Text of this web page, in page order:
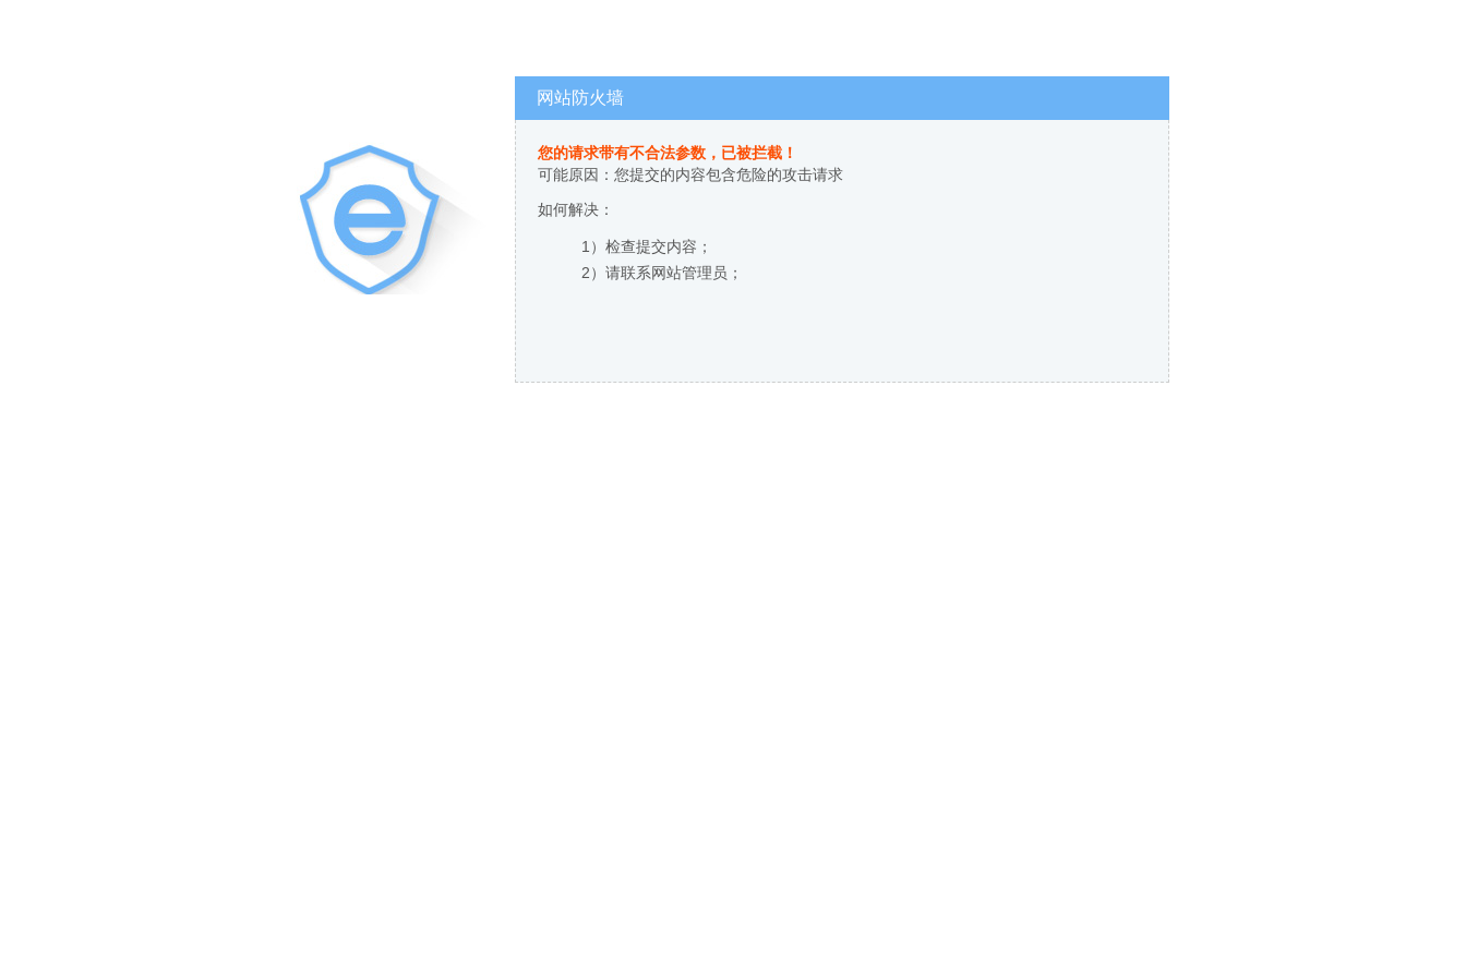
网站防火墙
您的请求带有不合法参数，已被拦截！
可能原因：您提交的内容包含危险的攻击请求
如何解决：
1）检查提交内容；
2）请联系网站管理员；